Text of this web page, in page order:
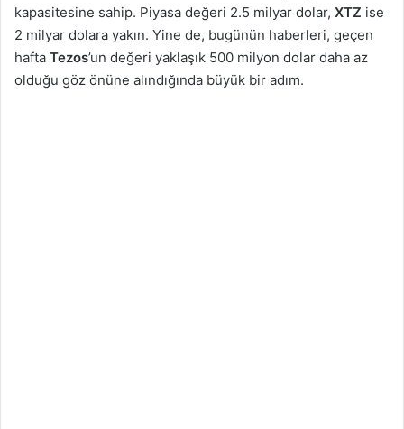
kapasitesine sahip. Piyasa değeri 2.5 milyar dolar, XTZ ise
2 milyar dolara yakın. Yine de, bugünün haberleri, geçen
hafta Tezos’un değeri yaklaşık 500 milyon dolar daha az
olduğu göz önüne alındığında büyük bir adım.